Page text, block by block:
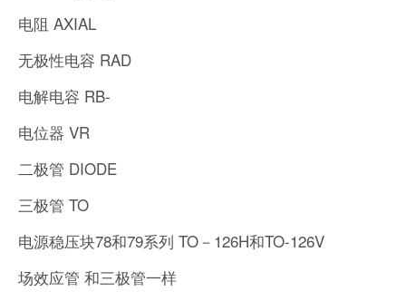
电阻 AXIAL
无极性电容 RAD
电解电容 RB-
电位器 VR
二极管 DIODE
三极管 TO
电源稳压块78和79系列 TO－126H和TO-126V
场效应管 和三极管一样